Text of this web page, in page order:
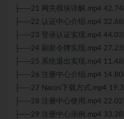
├──21 网关模块详解.mp4
├──22 认证中心介绍.mp4
├──23 登录认证实现.mp4
├──24 刷新令牌实现.mp4
├──25 系统退出实现.mp4
├──26 注册中心介绍.mp4
├──27 Nacos下载方式.mp4
├──28 注册中心使用.mp4
├──29 注册中心示例.mp4